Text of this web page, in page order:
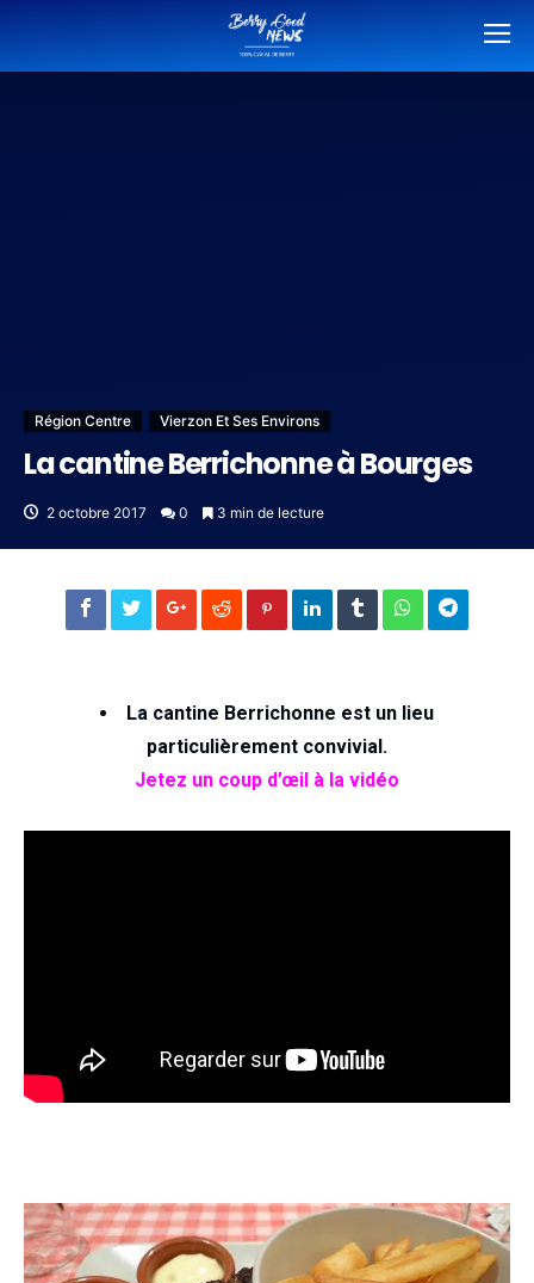
Région Centre Vierzon Et Ses Environs
La cantine Berrichonne à Bourges
2 octobre 2017 0 3 min de lecture
La cantine Berrichonne est un lieu
particulièrement convivial.
Jetez un coup d’œil à la vidéo